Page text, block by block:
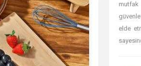
mutfak
elde